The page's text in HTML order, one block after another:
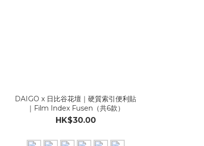
DAIGO x 日比谷花壇｜硬質索引便利貼
｜Film Index Fusen（共6款）
HK$30.00